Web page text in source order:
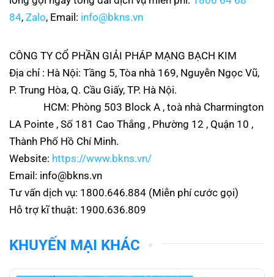
84, Zalo, Email: info@bkns.vn
CÔNG TY CỔ PHẦN GIẢI PHÁP MẠNG BẠCH KIM
Địa chỉ : Hà Nội: Tầng 5, Tòa nhà 169, Nguyễn Ngọc Vũ,
P. Trung Hòa, Q. Cầu Giấy, TP. Hà Nội.
HCM: Phòng 503 Block A , toà nhà Charmington
LA Pointe , Số 181 Cao Thắng , Phường 12 , Quận 10 ,
Thành Phố Hồ Chí Minh.
Website: https://www.bkns.vn/
Email: info@bkns.vn
Tư vấn dịch vụ: 1800.646.884 (Miễn phí cước gọi)
Hỗ trợ kĩ thuật: 1900.636.809
KHUYẾN MẠI KHÁC